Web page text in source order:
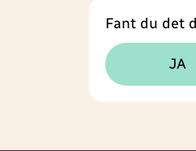
Fant du det
JA